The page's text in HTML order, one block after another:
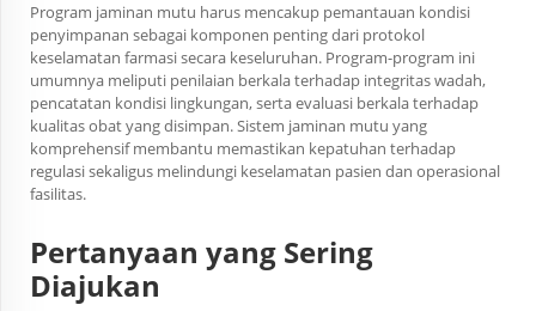
Program jaminan mutu harus mencakup pemantauan kondisi
penyimpanan sebagai komponen penting dari protokol
keselamatan farmasi secara keseluruhan. Program-program ini
umumnya meliputi penilaian berkala terhadap integritas wadah,
pencatatan kondisi lingkungan, serta evaluasi berkala terhadap
kualitas obat yang disimpan. Sistem jaminan mutu yang
komprehensif membantu memastikan kepatuhan terhadap
regulasi sekaligus melindungi keselamatan pasien dan operasional
fasilitas.
Pertanyaan yang Sering
Diajukan